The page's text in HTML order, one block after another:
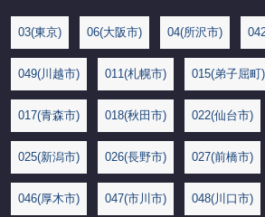
03(東京) 06(大阪市) 04(所沢市)
049(川越市) 011(札幌市) 015(弟子屈町)
017(青森市) 018(秋田市) 022(仙台市)
025(新潟市) 026(長野市) 027(前橋市)
046(厚木市) 047(市川市) 048(川口市)